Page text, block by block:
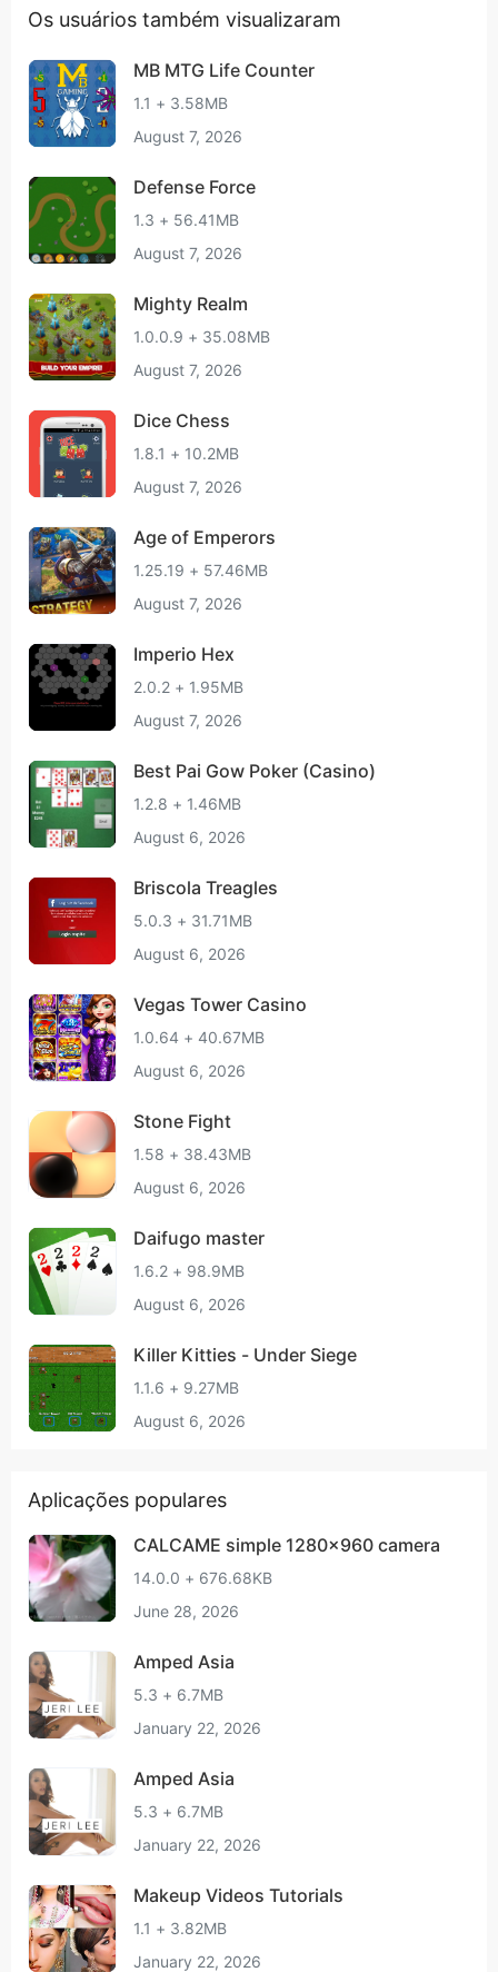
Os usuários também visualizaram
MB MTG Life Counter
1.1 + 3.58MB
August 7, 2026
Defense Force
1.3 + 56.41MB
August 7, 2026
Mighty Realm
1.0.0.9 + 35.08MB
August 7, 2026
Dice Chess
1.8.1 + 10.2MB
August 7, 2026
Age of Emperors
1.25.19 + 57.46MB
August 7, 2026
Imperio Hex
2.0.2 + 1.95MB
August 7, 2026
Best Pai Gow Poker (Casino)
1.2.8 + 1.46MB
August 6, 2026
Briscola Treagles
5.0.3 + 31.71MB
August 6, 2026
Vegas Tower Casino
1.0.64 + 40.67MB
August 6, 2026
Stone Fight
1.58 + 38.43MB
August 6, 2026
Daifugo master
1.6.2 + 98.9MB
August 6, 2026
Killer Kitties - Under Siege
1.1.6 + 9.27MB
August 6, 2026
Aplicações populares
CALCAME simple 1280x960 camera
14.0.0 + 676.68KB
June 28, 2026
Amped Asia
5.3 + 6.7MB
January 22, 2026
Amped Asia
5.3 + 6.7MB
January 22, 2026
Makeup Videos Tutorials
1.1 + 3.82MB
January 22, 2026